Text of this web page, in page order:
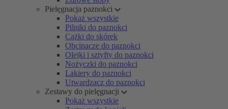
Pielęgnacja paznokci
Pokaż wszystkie
Pilniki do paznokci
Cążki do skórek
Obcinacze do paznokci
Olejki i sztyfty do paznokci
Nożyczki do paznokci
Lakiery do paznokci
Utwardzacz do paznokci
Zestawy do pielęgnacji
Pokaż wszystkie